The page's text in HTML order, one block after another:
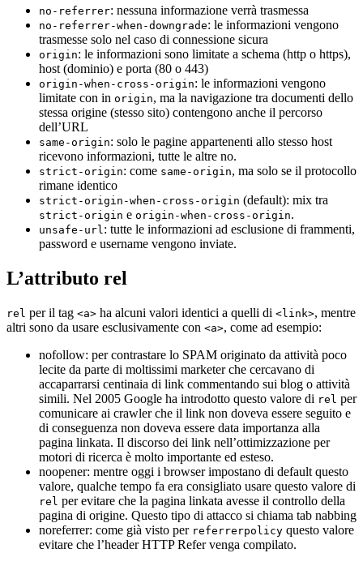
no-referrer: nessuna informazione verrà trasmessa
no-referrer-when-downgrade: le informazioni vengono
trasmesse solo nel caso di connessione sicura
origin: le informazioni sono limitate a schema (http o https),
host (dominio) e porta (80 o 443)
origin-when-cross-origin: le informazioni vengono
limitate con in origin, ma la navigazione tra documenti dello
stessa origine (stesso sito) contengono anche il percorso
dell’URL
same-origin: solo le pagine appartenenti allo stesso host
ricevono informazioni, tutte le altre no.
strict-origin: come same-origin, ma solo se il protocollo
rimane identico
strict-origin-when-cross-origin (default): mix tra
strict-origin e origin-when-cross-origin.
unsafe-url : tutte le informazioni ad esclusione di frammenti,
password e username vengono inviate.
L’attributo rel
rel per il tag <a> ha alcuni valori identici a quelli di <link>, mentre
altri sono da usare esclusivamente con <a>, come ad esempio:
nofollow: per contrastare lo SPAM originato da attività poco
lecite da parte di moltissimi marketer che cercavano di
accaparrarsi centinaia di link commentando sui blog o attività
simili. Nel 2005 Google ha introdotto questo valore di rel per
comunicare ai crawler che il link non doveva essere seguito e
di conseguenza non doveva essere data importanza alla
pagina linkata. Il discorso dei link nell’ottimizzazione per
motori di ricerca è molto importante ed esteso.
noopener: mentre oggi i browser impostano di default questo
valore, qualche tempo fa era consigliato usare questo valore di
rel per evitare che la pagina linkata avesse il controllo della
pagina di origine. Questo tipo di attacco si chiama tab nabbing
noreferrer: come già visto per referrerpolicy questo valore
evitare che l’header HTTP Refer venga compilato.